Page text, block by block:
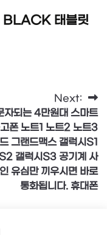
BLACK 태블릿
Next:
자되는 4만원대 스마트
폰 노트1 노트2 노트3
그랜드맥스 갤럭시S1
갤럭시S3 공기계 사
유심만 끼우시면 바로
통화됩니다. 휴대폰